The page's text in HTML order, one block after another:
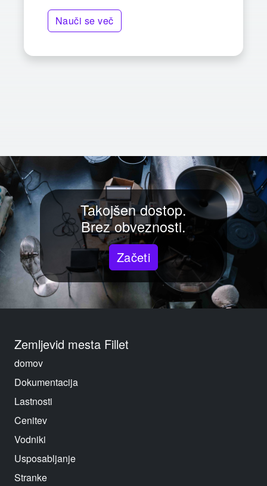
Nauči se več
Takojšen dostop.
Brez obveznosti.
Začeti
Zemljevid mesta Fillet
domov
Dokumentacija
Lastnosti
Cenitev
Vodniki
Usposabljanje
Stranke